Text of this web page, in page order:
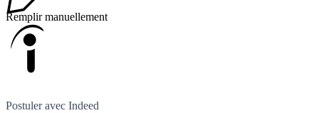
Remplir manuellement
Postuler avec Indeed